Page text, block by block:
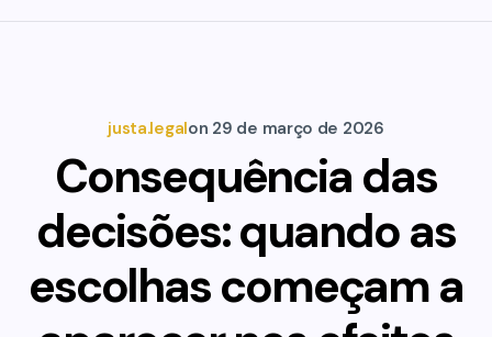
justa.legalon 29 de março de 2026
Consequência das
decisões: quando as
escolhas começam a